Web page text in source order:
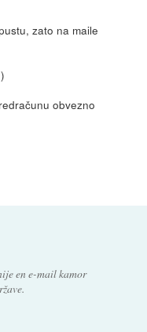
zato na maile
obvezno
en e-mail kamor